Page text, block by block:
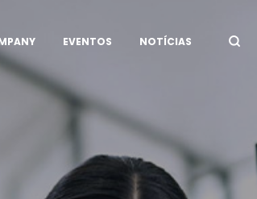
EVENTOS NOTÍCIAS